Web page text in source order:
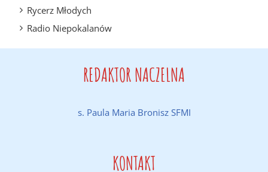
Rycerz Młodych
Radio Niepokalanów
REDAKTOR NACZELNA
s. Paula Maria Bronisz SFMI
KONTAKT